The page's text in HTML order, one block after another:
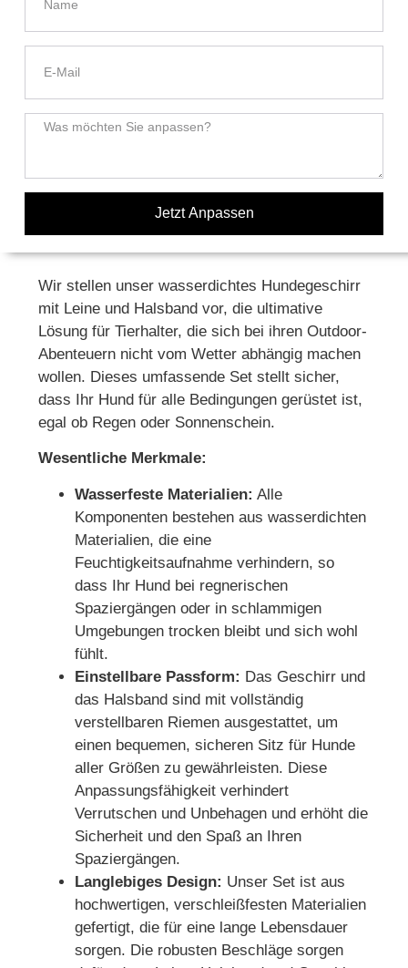
Jetzt Anpassen
Wir stellen unser wasserdichtes Hundegeschirr
mit Leine und Halsband vor, die ultimative
Lösung für Tierhalter, die sich bei ihren Outdoor-
Abenteuern nicht vom Wetter abhängig machen
wollen. Dieses umfassende Set stellt sicher,
dass Ihr Hund für alle Bedingungen gerüstet ist,
egal ob Regen oder Sonnenschein.
Wesentliche Merkmale:
Wasserfeste Materialien: Alle
Komponenten bestehen aus wasserdichten
Materialien, die eine
Feuchtigkeitsaufnahme verhindern, so
dass Ihr Hund bei regnerischen
Spaziergängen oder in schlammigen
Umgebungen trocken bleibt und sich wohl
fühlt.
Einstellbare Passform: Das Geschirr und
das Halsband sind mit vollständig
verstellbaren Riemen ausgestattet, um
einen bequemen, sicheren Sitz für Hunde
aller Größen zu gewährleisten. Diese
Anpassungsfähigkeit verhindert
Verrutschen und Unbehagen und erhöht die
Sicherheit und den Spaß an Ihren
Spaziergängen.
Langlebiges Design: Unser Set ist aus
hochwertigen, verschleißfesten Materialien
gefertigt, die für eine lange Lebensdauer
sorgen. Die robusten Beschläge sorgen